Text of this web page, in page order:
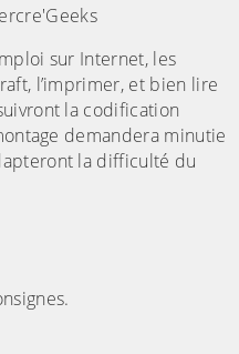
sur Internet, les
l’imprimer, et bien lire
la codification
demandera minutie
la difficulté du